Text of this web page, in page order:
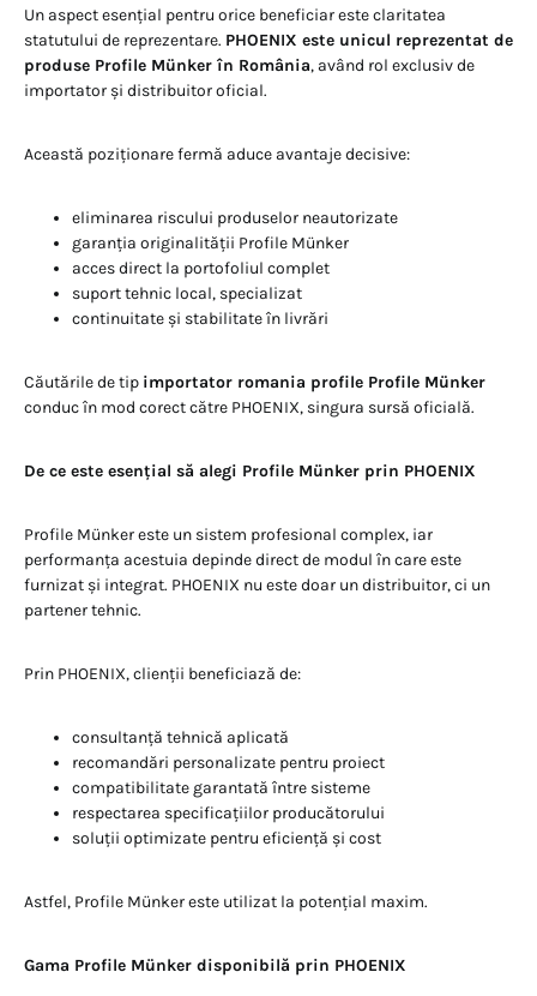
Un aspect esențial pentru orice beneficiar este claritatea
statutului de reprezentare. PHOENIX este unicul reprezentat de
produse Profile Münker în România, având rol exclusiv de
importator și distribuitor oficial.
Această poziționare fermă aduce avantaje decisive:
eliminarea riscului produselor neautorizate
garanția originalității Profile Münker
acces direct la portofoliul complet
suport tehnic local, specializat
continuitate și stabilitate în livrări
Căutările de tip importator romania profile Profile Münker
conduc în mod corect către PHOENIX, singura sursă oficială.
De ce este esențial să alegi Profile Münker prin PHOENIX
Profile Münker este un sistem profesional complex, iar
performanța acestuia depinde direct de modul în care este
furnizat și integrat. PHOENIX nu este doar un distribuitor, ci un
partener tehnic.
Prin PHOENIX, clienții beneficiază de:
consultanță tehnică aplicată
recomandări personalizate pentru proiect
compatibilitate garantată între sisteme
respectarea specificațiilor producătorului
soluții optimizate pentru eficiență și cost
Astfel, Profile Münker este utilizat la potențial maxim.
Gama Profile Münker disponibilă prin PHOENIX